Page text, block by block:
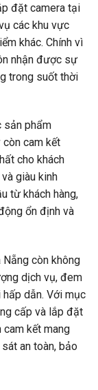
đặt camera tại
các khu vực
khác. Chính vì
nhận được sự
trong suốt thời
sản phẩm
cam kết
cho khách
giàu kinh
từ khách hàng,
ổn định và
còn không
dịch vụ, đem
dẫn. Với mục
cấp và lắp đặt
cam kết mang
an toàn, bảo